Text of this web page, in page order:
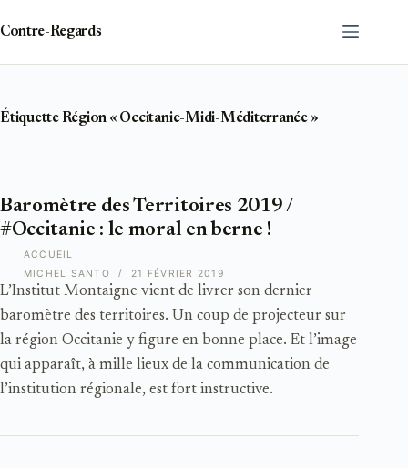
contenu
Contre-Regards
ÉtiquetteRégion « Occitanie-Midi-Méditerranée »
ACCUEIL
Baromètre des Territoires 2019 /
#Occitanie : le moral en berne !
L’Institut Montaigne vient de livrer son dernier
baromètre des territoires. Un coup de projecteur sur
la région Occitanie y figure en bonne place. Et l’image
qui apparaît, à mille lieux de la communication de
l’institution régionale, est fort instructive.
MICHEL SANTO 21 FÉVRIER 2019